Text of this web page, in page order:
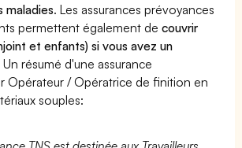
maladies. Les assurances prévoyances
permettent également decouvrir
et enfants) si vous avez un
Un résumé d'une assurance
Opérateur / Opératrice de finition en
souples: